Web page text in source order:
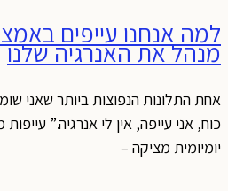
למה אנחנו עייפים
מנהל את האנרגיה שלנו
אחת התלונות הנפוצות ביותר שאני
כוח, אני עייפה, אין לי אנרגיה.”
יומיומית מציקה –